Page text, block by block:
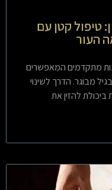
טיפול קטן עם
העור
מתקדמים המאפשרים
מבוגר. הדרך לשינוי
להזין את